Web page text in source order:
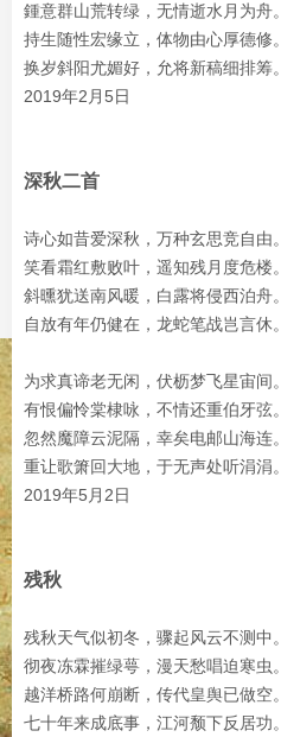
鍾意群山荒转绿，无情逝水月为舟。
持生随性宏缘立，体物由心厚德修。
换岁斜阳尤媚好，允将新稿细排筹。
2019年2月5日
深秋二首
诗心如昔爱深秋，万种玄思竞自由。
笑看霜红敷败叶，遥知残月度危楼。
斜曛犹送南风暖，白露将侵西泊舟。
自放有年仍健在，龙蛇笔战岂言休。
为求真谛老无闲，伏枥梦飞星宙间。
有恨偏怜棠棣咏，不情还重伯牙弦。
忽然魔障云泥隔，幸矣电邮山海连。
重让歌箫回大地，于无声处听涓涓。
2019年5月2日
残秋
残秋天气似初冬，骤起风云不测中。
彻夜冻霖摧绿萼，漫天愁唱迫寒虫。
越洋桥路何崩断，传代皇舆已做空。
七十年来成底事，江河颓下反居功。